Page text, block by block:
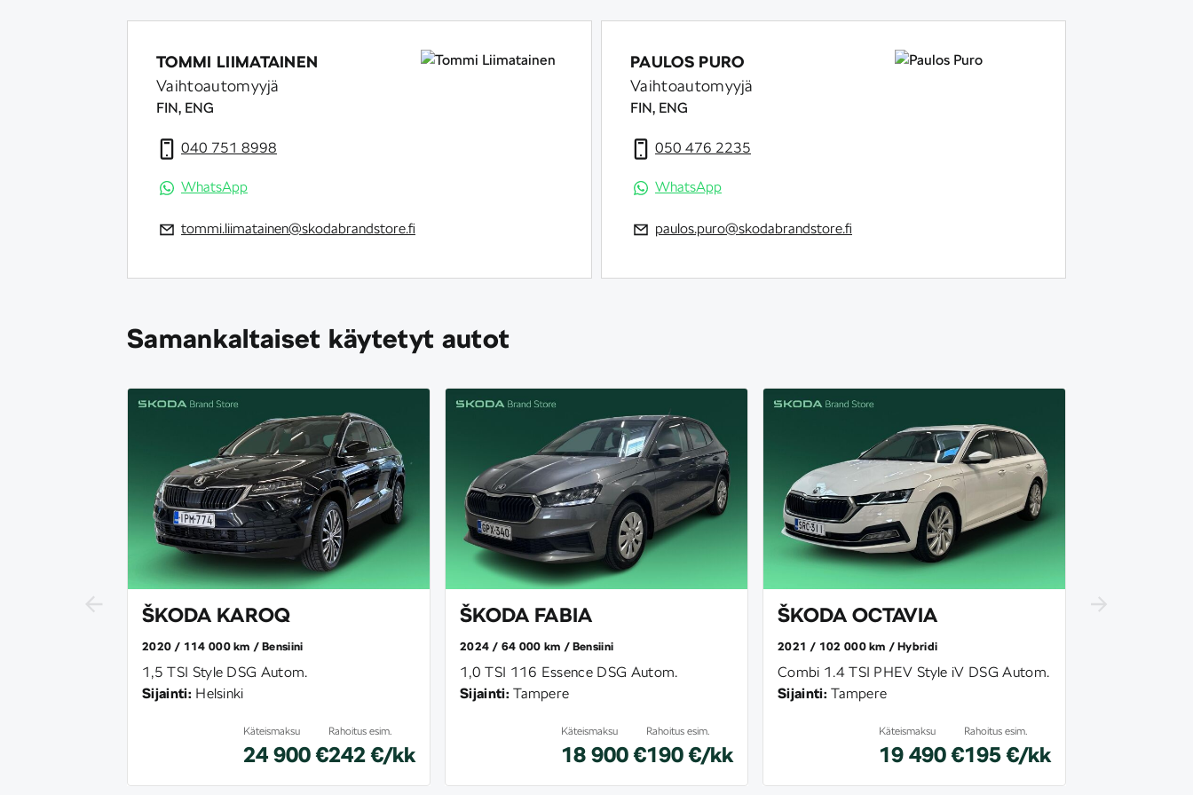
TOMMI LIIMATAINEN
Vaihtoautomyyjä
FIN, ENG
040 751 8998
WhatsApp
tommi.liimatainen@skodabrandstore.fi
PAULOS PURO
Vaihtoautomyyjä
FIN, ENG
050 476 2235
WhatsApp
paulos.puro@skodabrandstore.fi
Samankaltaiset käytetyt autot
ŠKODA KAROQ
2020 114 000 km Bensiini
1,5 TSI Style DSG Autom.
Sijainti: Helsinki
Käteismaksu
24 900 €
Rahoitus esim.
242 €/kk
ŠKODA FABIA
2024 64 000 km Bensiini
1,0 TSI 116 Essence DSG Autom.
Sijainti: Tampere
Käteismaksu
18 900 €
Rahoitus esim.
190 €/kk
ŠKODA OCTAVIA
2021 102 000 km Hybridi
Combi 1.4 TSI PHEV Style iV DSG Autom.
Sijainti: Tampere
Käteismaksu
19 490 €
Rahoitus esim.
195 €/kk